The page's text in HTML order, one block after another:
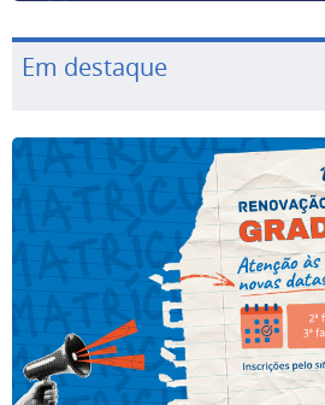
Em destaque